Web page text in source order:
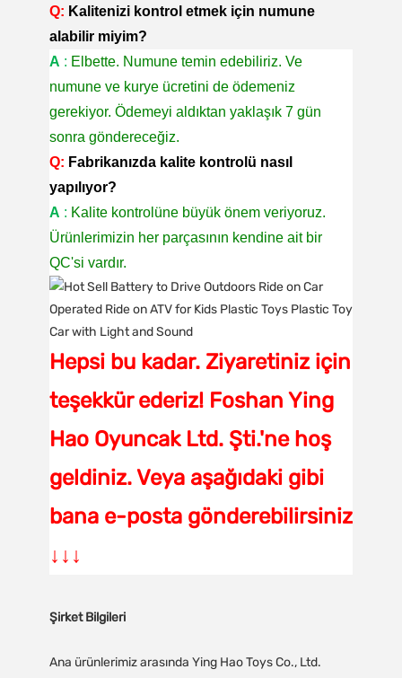
Q: Kalitenizi kontrol etmek için numune
alabilir miyim?
A : Elbette. Numune temin edebiliriz. Ve
numune ve kurye ücretini de ödemeniz
gerekiyor. Ödemeyi aldıktan yaklaşık 7 gün
sonra göndereceğiz.
Q: Fabrikanızda kalite kontrolü nasıl
yapılıyor?
A : Kalite kontrolüne büyük önem veriyoruz.
Ürünlerimizin her parçasının kendine ait bir
QC'si vardır.
Hepsi bu kadar. Ziyaretiniz için
teşekkür ederiz! Foshan Ying
Hao Oyuncak Ltd. Şti.'ne hoş
geldiniz. Veya aşağıdaki gibi
bana e-posta gönderebilirsiniz
↓↓↓
Şirket Bilgileri
Ana ürünlerimiz arasında Ying Hao Toys Co., Ltd.